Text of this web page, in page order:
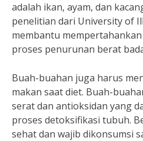
adalah ikan, ayam, dan
penelitian dari University of
membantu
proses penurunan berat
Buah-buahan juga harus
makan saat diet. Buah-
serat dan antioksidan yang
proses detoksifikasi tubuh.
sehat dan wajib dikonsumsi